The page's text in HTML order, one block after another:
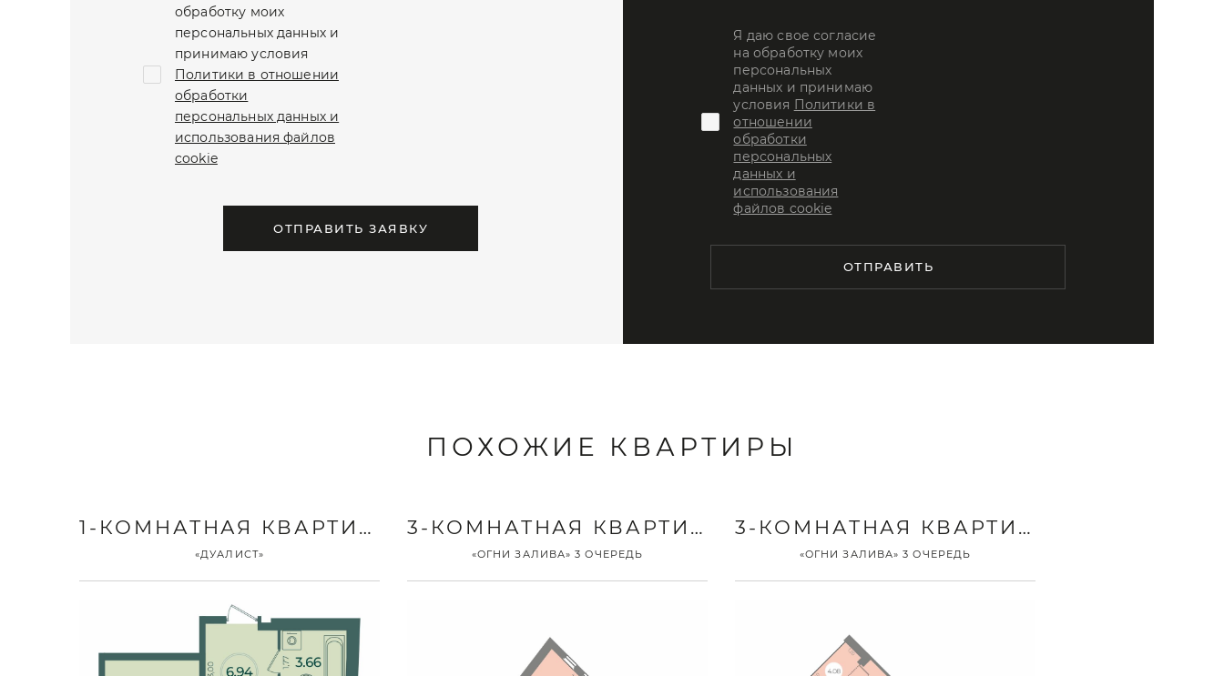
обработку моих
персональных данных и
принимаю условия
Политики в отношении
обработки
персональных данных и
использования файлов
cookie
ОТПРАВИТЬ ЗАЯВКУ
Я даю свое согласие
на обработку моих
персональных
данных и принимаю
условия Политики в
отношении
обработки
персональных
данных и
использования
файлов cookie
ОТПРАВИТЬ
ПОХОЖИЕ КВАРТИРЫ
1-КОМНАТНАЯ КВАРТИРА
«ДУАЛИСТ»
3-КОМНАТНАЯ КВАРТИРА
«ОГНИ ЗАЛИВА» 3 ОЧЕРЕДЬ
3-КОМНАТНАЯ КВАРТИРА
«ОГНИ ЗАЛИВА» 3 ОЧЕРЕДЬ